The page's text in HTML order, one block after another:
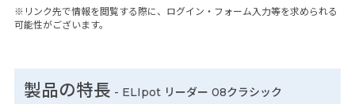
※リンク先で情報を閲覧する際に、ログイン・フォーム入力等を求められる
可能性がございます。
製品の特長 - ELIpot リーダー 08クラシック